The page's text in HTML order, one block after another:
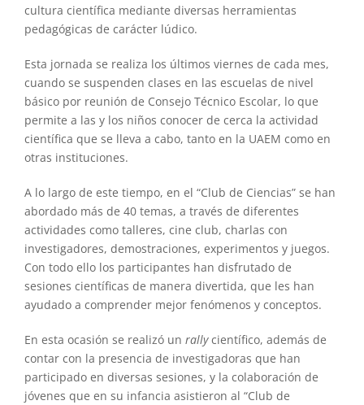
cultura científica mediante diversas herramientas
pedagógicas de carácter lúdico.
Esta jornada se realiza los últimos viernes de cada mes,
cuando se suspenden clases en las escuelas de nivel
básico por reunión de Consejo Técnico Escolar, lo que
permite a las y los niños conocer de cerca la actividad
científica que se lleva a cabo, tanto en la UAEM como en
otras instituciones.
A lo largo de este tiempo, en el “Club de Ciencias” se han
abordado más de 40 temas, a través de diferentes
actividades como talleres, cine club, charlas con
investigadores, demostraciones, experimentos y juegos.
Con todo ello los participantes han disfrutado de
sesiones científicas de manera divertida, que les han
ayudado a comprender mejor fenómenos y conceptos.
En esta ocasión se realizó un rallycientífico, además de
contar con la presencia de investigadoras que han
participado en diversas sesiones, y la colaboración de
jóvenes que en su infancia asistieron al “Club de